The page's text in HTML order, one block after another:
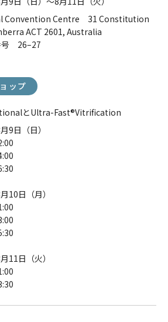
Convention Centre 31 Constitution
ACT 2601, Australia
号 26–27
ップ
とUltra-Fast®Vitrification
9日（日）
10日（月）
11日（火）